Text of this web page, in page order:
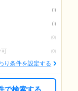
(1)
(1)
(0)
(0)
り条件を設定する
で検索する